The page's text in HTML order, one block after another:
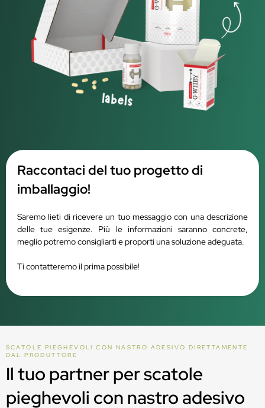
Raccontaci del tuo progetto di
imballaggio!
Saremo lieti di ricevere un tuo messaggio con una descrizione
delle tue esigenze. Più le informazioni saranno concrete,
meglio potremo consigliarti e proporti una soluzione adeguata.
Ti contatteremo il prima possibile!
SCATOLE PIEGHEVOLI CON NASTRO ADESIVO DIRETTAMENTE
DAL PRODUTTORE
Il tuo partner per scatole
pieghevoli con nastro adesivo